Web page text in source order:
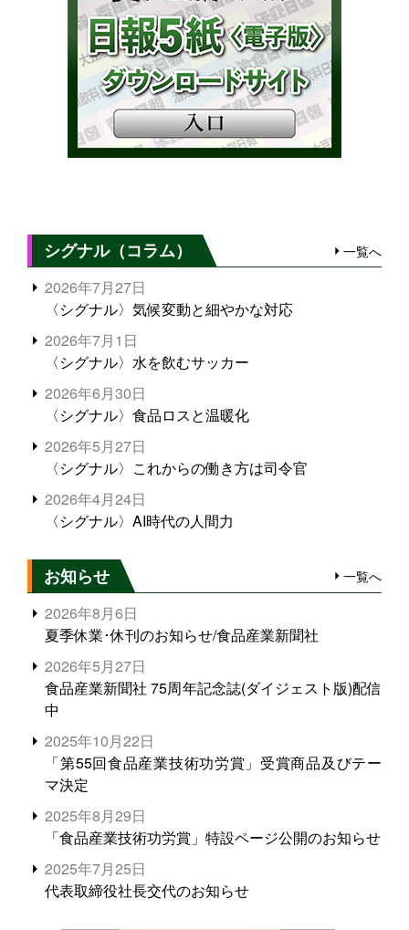
シグナル（コラム） 一覧へ
2026年7月27日
〈シグナル〉気候変動と細やかな対応
2026年7月1日
〈シグナル〉水を飲むサッカー
2026年6月30日
〈シグナル〉食品ロスと温暖化
2026年5月27日
〈シグナル〉これからの働き方は司令官
2026年4月24日
〈シグナル〉AI時代の人間力
お知らせ 一覧へ
2026年8月6日
夏季休業･休刊のお知らせ/食品産業新聞社
2026年5月27日
食品産業新聞社 75周年記念誌(ダイジェスト版)配信
中
2025年10月22日
「第55回食品産業技術功労賞」受賞商品及びテー
マ決定
2025年8月29日
「食品産業技術功労賞」特設ページ公開のお知らせ
2025年7月25日
代表取締役社長交代のお知らせ